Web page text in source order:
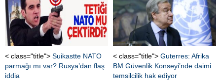
parti yöneticilerine istifa
çağrısında bulunuldu
< class="title"> Suikastte NATO
parmağı mı var? Rusya’dan flaş
iddia
< class="title"> Guterres: Afrika
BM Güvenlik Konseyi’nde daimi
temsilcilik hak ediyor